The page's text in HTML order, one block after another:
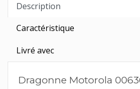
Description
Caractéristique
Livré avec
Dragonne Motorola